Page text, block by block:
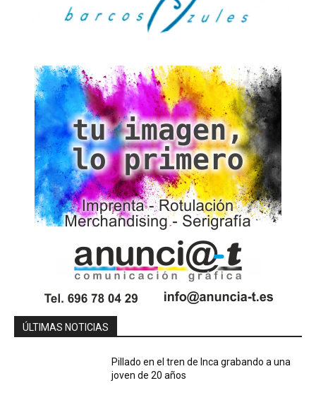
ÚLTIMAS NOTICIAS
Pillado en el tren de Inca grabando a una
joven de 20 años